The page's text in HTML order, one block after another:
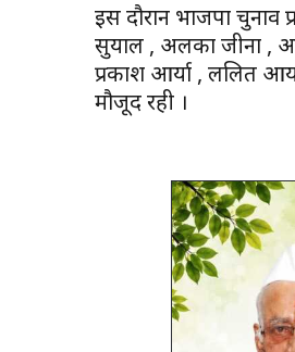
इस दौरान भाजपा चुनाव
सुयाल , अलका जीना ,
प्रकाश आर्या , ललित
मौजूद रही ।